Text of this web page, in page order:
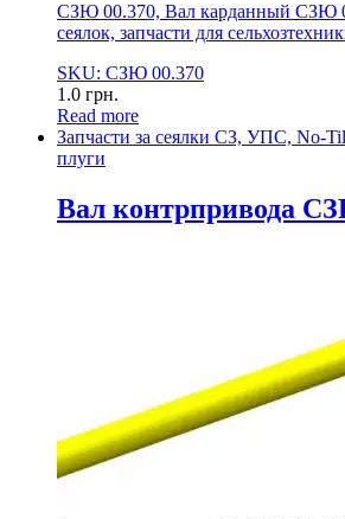
СЗЮ 00.370, Вал карданный СЗЮ
сеялок, запчасти для
SKU: СЗЮ 00.370
1.0 грн.
Read more
Запчасти за сеялки СЗ, УПС, No-
плуги
Вал контрпривода